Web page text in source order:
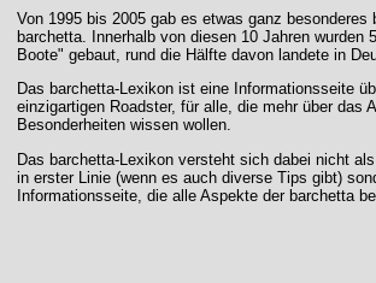
Von 1995 bis 2005 gab es etwas ganz besonderes
barchetta. Innerhalb von diesen 10 Jahren wurden
Boote" gebaut, rund die Hälfte davon landete in
Das barchetta-Lexikon ist eine Informationsseite
einzigartigen Roadster, für alle, die mehr über das
Besonderheiten wissen wollen.
Das barchetta-Lexikon versteht sich dabei nicht
in erster Linie (wenn es auch diverse Tips gibt)
Informationsseite, die alle Aspekte der barchetta